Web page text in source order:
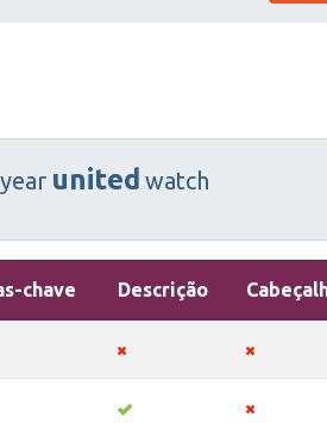
year united watch
chave Descrição